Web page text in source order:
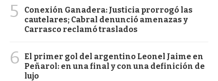
5
Conexión Ganadera: Justicia prorrogó las
cautelares; Cabral denunció amenazas y
Carrasco reclamó traslados
6
El primer gol del argentino Leonel Jaime en
Peñarol: en una final y con una definición de
lujo